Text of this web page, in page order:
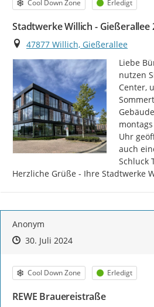
Cool Down Zone Erledigt
Stadtwerke Willich - Gießerallee
Ort
47877 Willich, Gießerallee
Liebe
nutzen
Center,
Uhr
auch
Schluck
Herzliche Grüße - Ihre Stadtwerke
Anonym
Zeitpunkt des Erstellens
Zeitpunkt des Erstellens
30. Juli 2024Zur Äußerung
Kategorie
Cool Down Zone Status
Erledigt
REWE Brauereistraße